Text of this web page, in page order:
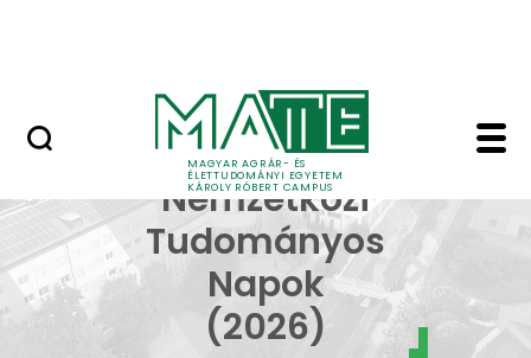
MAGYAR AGRÁR- ÉS
ÉLETTUDOMÁNYI EGYETEM
KÁROLY RÓBERT CAMPUS
XX. Nemzetközi
XX.
Nemzetközi
Tudományos
Napok
(2026)